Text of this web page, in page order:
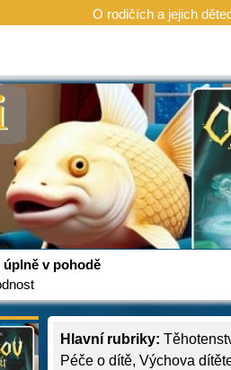
O rodičích a jejich
v pohodě
Hlavní rubriky:
Péče o dítě, Výchova